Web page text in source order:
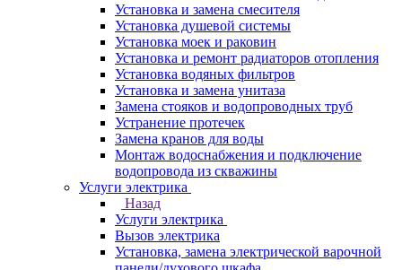
Установка и замена смесителя
Установка душевой системы
Установка моек и раковин
Установка и ремонт радиаторов отопления
Установка водяных фильтров
Установка и замена унитаза
Замена стояков и водопроводных труб
Устранение протечек
Замена кранов для воды
Монтаж водоснабжения и подключение
водопровода из скважины
Услуги электрика
Назад
Услуги электрика
Вызов электрика
Установка, замена электрической варочной